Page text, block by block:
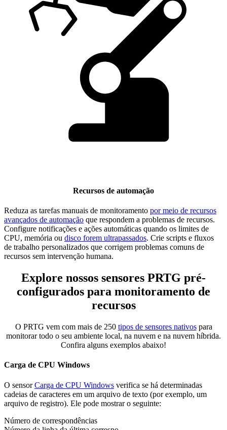
Recursos de automação
Reduza as tarefas manuais de monitoramento por meio de recursos
avançados de automação que respondem a problemas de recursos.
Configure notificações e ações automáticas quando os limites de
CPU, memória ou disco forem ultrapassados. Crie scripts e fluxos
de trabalho personalizados que corrigem problemas comuns de
recursos sem intervenção humana.
Explore nossos sensores PRTG pré-
configurados para monitoramento de
recursos
O PRTG vem com mais de 250 tipos de sensores nativospara
monitorar todo o seu ambiente local, na nuvem e na nuvem híbrida.
Confira alguns exemplos abaixo!
Carga de CPU Windows
O sensorCarga de CPU Windows verifica se há determinadas
cadeias de caracteres em um arquivo de texto (por exemplo, um
arquivo de registro). Ele pode mostrar o seguinte:
Número de correspondências